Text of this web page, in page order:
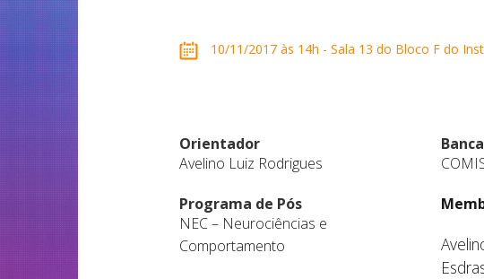
10/11/2017 às 14h - Sala 13 do Bloco F do
Orientador
Avelino Luiz Rodrigues
Programa de Pós
NEC – Neurociências e
Comportamento
Banca